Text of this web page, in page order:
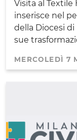
Visita al Textile
inserisce nel
della Diocesi
sue
MERCOLEDÌ 7